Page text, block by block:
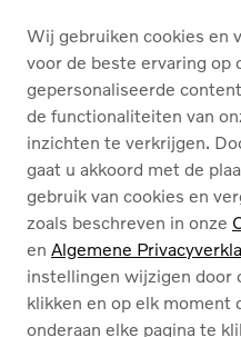
DIENSTEN
OVER ONS
Wij gebruiken cookies en
voor de beste ervaring op
gepersonaliseerde
de functionaliteiten van
inzichten te verkrijgen.
gaat u akkoord met de
gebruik van cookies en
zoals beschreven in onze
en Algemene
instellingen wijzigen door
klikken en op elk moment
onderaan elke pagina te